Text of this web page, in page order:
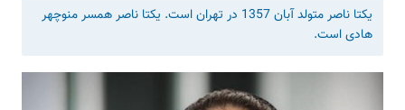
یکتا ناصر متولد آبان 1357 در تهران است. یکتا ناصر همسر منوچهر
هادی است.